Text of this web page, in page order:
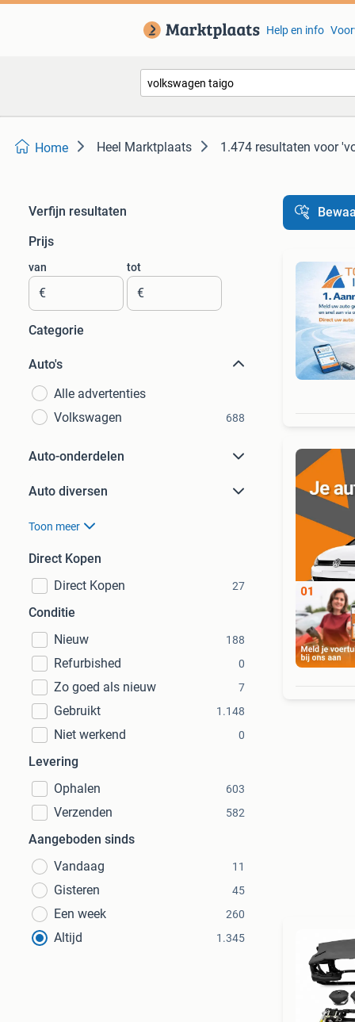
Help en info
Home Heel Marktplaats 1.474 resultaten voor
Verfijn resultaten
Prijs
van
€
tot
€
Categorie
Auto's
Alle advertenties
Volkswagen
688
Auto-onderdelen
Auto diversen
Toon meer
Direct Kopen
Direct Kopen
27
Conditie
Nieuw
188
Refurbished 0
Zo goed als nieuw 7
Gebruikt 1.148
Niet werkend 0
Levering
Ophalen
603
Verzenden 582
Aangeboden sinds
Vandaag
11
Gisteren 45
Een week 260
Altijd 1.345